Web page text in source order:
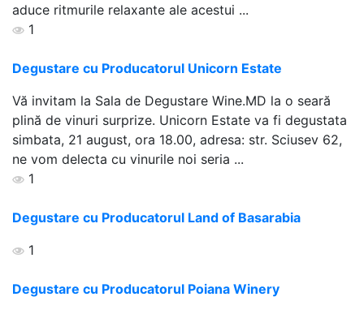
aduce ritmurile relaxante ale acestui ...
1
Degustare cu Producatorul Unicorn Estate
Vă invitam la Sala de Degustare Wine.MD la o seară
plină de vinuri surprize. Unicorn Estate va fi degustata
simbata, 21 august, ora 18.00, adresa: str. Sciusev 62,
ne vom delecta cu vinurile noi seria ...
1
Degustare cu Producatorul Land of Basarabia
1
Degustare cu Producatorul Poiana Winery